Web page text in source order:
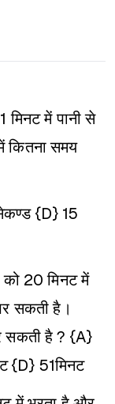
मिनट में पानी से
कितना समय
{D} 15
को 20 मिनट में
सकती है।
सकती है ? {A}
{D} 51मिनट